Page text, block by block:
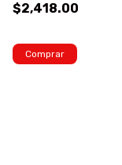
$2,418.00
Comprar